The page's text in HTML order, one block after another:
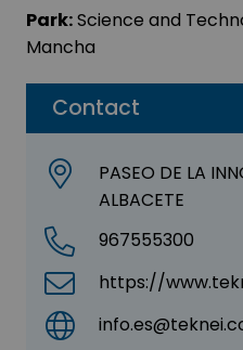
Contact
PASEO DE LA
ALBACETE
967555300
https://
Park:Science and
Mancha